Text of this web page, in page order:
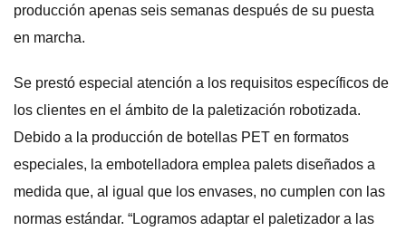
producción apenas seis semanas después de su puesta
en marcha.
Se prestó especial atención a los requisitos específicos de
los clientes en el ámbito de la paletización robotizada.
Debido a la producción de botellas PET en formatos
especiales, la embotelladora emplea palets diseñados a
medida que, al igual que los envases, no cumplen con las
normas estándar. “Logramos adaptar el paletizador a las